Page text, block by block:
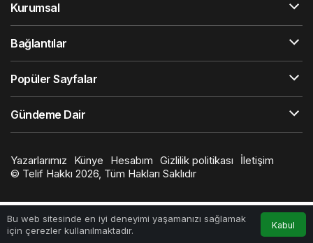
Bu web sitesinde en iyi deneyimi yaşamanızı sağlamak
için çerezler kullanılmaktadır.
Kabul
Anasayfa Hesabım
Kurumsal
Bağlantılar
Popüler Sayfalar
Gündeme Dair
Yazarlarımız Künye Hesabım Gizlilik politikası
İletişim
© Telif Hakkı 2026, Tüm Hakları Saklıdır